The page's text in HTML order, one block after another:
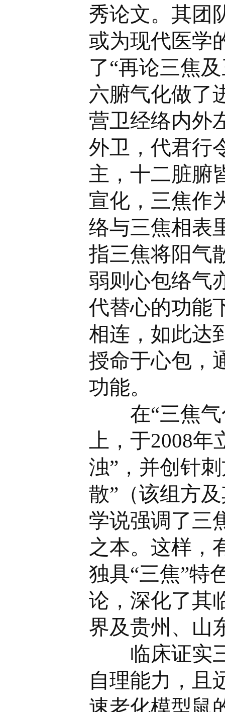
秀论文。其团
或为现代医学
了“再论三焦
六腑气化做了
营卫经络内外
外卫，代君行
主，十二脏腑
宣化，三焦作
络与三焦相表
指三焦将阳气
弱则心包络气
代替心的功能
相连，如此达
授命于心包，
功能。
在“三焦气
上，于2008年
浊”，并创针
散”（该组方
学说强调了三
之本。这样，
独具“三焦”特
论，深化了其
界及贵州、山
临床证实三
自理能力，且
速老化模型鼠